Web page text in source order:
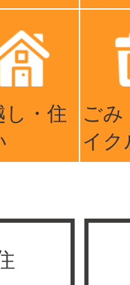
し・住
ごみ
イク